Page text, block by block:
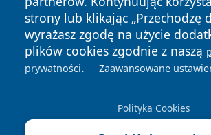
strony lub klikając „Przechodzę
wyrażasz zgodę na użycie
plików cookies zgodnie z naszą
prywatności. Zaawansowane
Polityka Cookies
News Autorzy
Prywatności